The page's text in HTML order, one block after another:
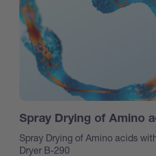
Spray Drying of Amino
Spray Drying of Amino acids
Dryer B-290